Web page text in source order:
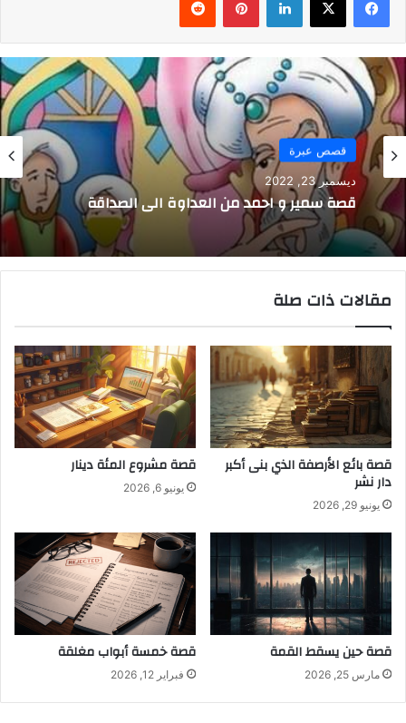
قصص عبرة
ديسمبر 23, 2022
قصة سمير و احمد من العداوة الى الصداقة
مقالات ذات صلة
قصة بائع الأرصفة الذي بنى أكبر
دار نشر
يونيو 29, 2026
قصة مشروع المئة دينار
يونيو 6, 2026
قصة حين يسقط القمة
مارس 25, 2026
قصة خمسة أبواب مغلقة
فبراير 12, 2026